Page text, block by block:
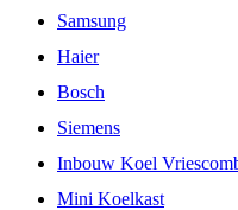
Samsung
Haier
Bosch
Siemens
Inbouw Koel
Mini Koelkast